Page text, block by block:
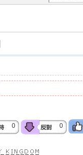
0 0